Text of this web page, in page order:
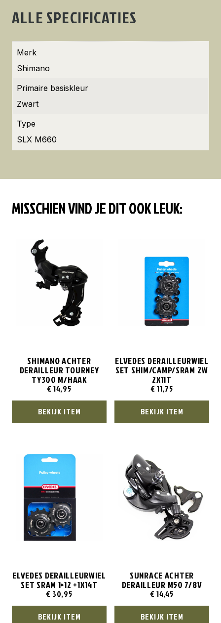
ALLE SPECIFICATIES
Merk
Shimano
Primaire basiskleur
Zwart
Type
SLX M660
MISSCHIEN VIND JE DIT OOK LEUK:
SHIMANO ACHTER
DERAILLEUR TOURNEY
TY300 M/HAAK
€ 14,95
BEKIJK ITEM
ELVEDES DERAILLEURWIEL
SET SHIM/CAMP/SRAM ZW
2X11T
€ 11,75
BEKIJK ITEM
ELVEDES DERAILLEURWIEL
SET SRAM 1×12 +1X14T
€ 30,95
BEKIJK ITEM
SUNRACE ACHTER
DERAILLEUR M50 7/8V
€ 14,45
BEKIJK ITEM